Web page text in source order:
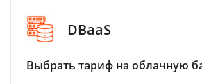
DBaaS
Выбрать тариф на облачную